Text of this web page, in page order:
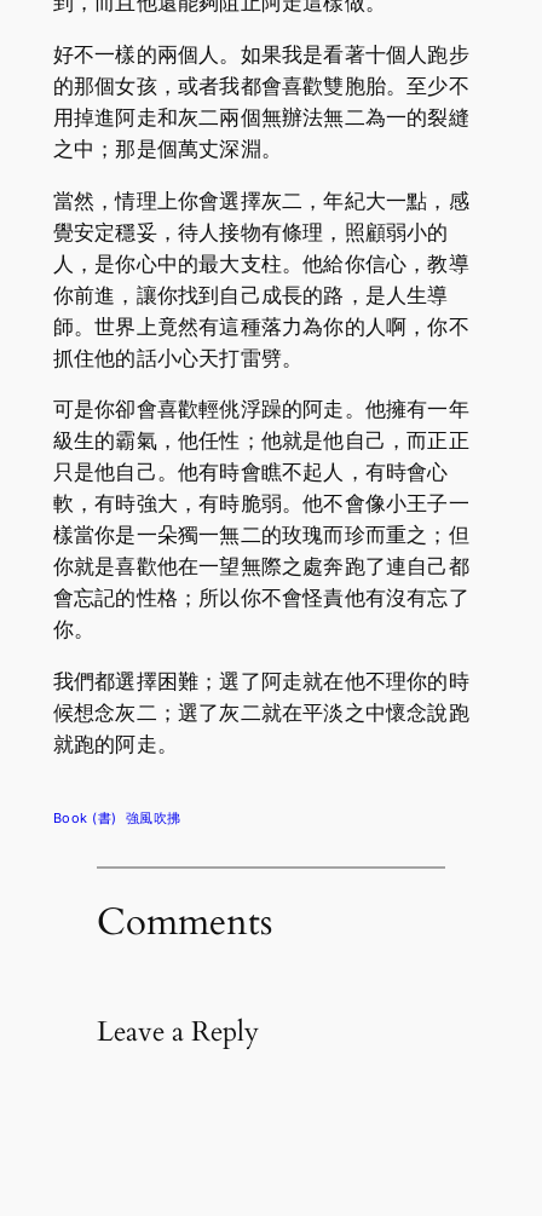
好不一樣的兩個人。如果我是看著十個人跑步
的那個女孩，或者我都會喜歡雙胞胎。至少不
用掉進阿走和灰二兩個無辦法無二為一的裂縫
之中；那是個萬丈深淵。
當然，情理上你會選擇灰二，年紀大一點，感
覺安定穩妥，待人接物有條理，照顧弱小的
人，是你心中的最大支柱。他給你信心，教導
你前進，讓你找到自己成長的路，是人生導
師。世界上竟然有這種落力為你的人啊，你不
抓住他的話小心天打雷劈。
可是你卻會喜歡輕佻浮躁的阿走。他擁有一年
級生的霸氣，他任性；他就是他自己，而正正
只是他自己。他有時會瞧不起人，有時會心
軟，有時強大，有時脆弱。他不會像小王子一
樣當你是一朵獨一無二的玫瑰而珍而重之；但
你就是喜歡他在一望無際之處奔跑了連自己都
會忘記的性格；所以你不會怪責他有沒有忘了
你。
我們都選擇困難；選了阿走就在他不理你的時
候想念灰二；選了灰二就在平淡之中懷念說跑
就跑的阿走。
Book (書) 強風吹拂
Comments
Leave a Reply